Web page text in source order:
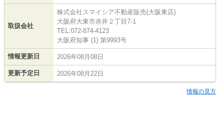
取扱会社
株式会社スマイシア不動産販売(大阪東店)
大阪府大東市赤井２丁目7-1
TEL:072-874-4123
大阪府知事 (1) 第9993号
情報更新日 2026年08月08日
更新予定日 2026年08月22日
情報の見方